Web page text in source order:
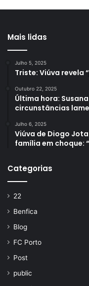
Mais lidas
Julho 5, 2025
Triste: Viúva revela
Outubro 22, 2025
Última hora:
circunstâncias
Julho 6, 2025
Viúva de Diogo
família em choque:
Categorias
22
Benfica
Blog
FC Porto
Post
public